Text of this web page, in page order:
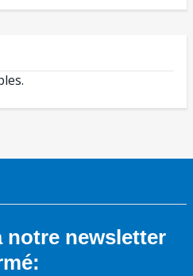
notre newsletter